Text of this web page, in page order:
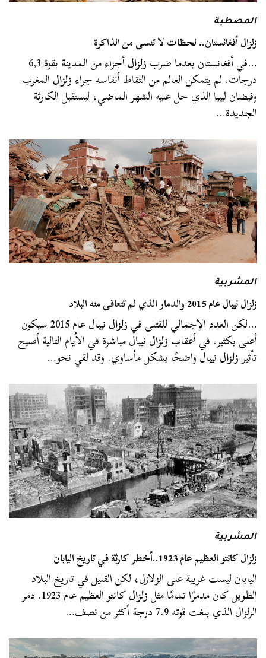
المصطبة
زلزال أفغانستان.. لحظات لا تنسى من الذاكرة
…في أفغانستان بعدما ضربزلزال أجزاء من المدينة بقوة 6,3
درجات. لم يتمكن العالم من التقاط أنفاسه جراءزلزالالمغرب
وفيضان ليبيا الذي حل عليه الشهر الماضي، ليستقبل الكارثة
الجديدة…
المشربية
زلزال نيبال عام 2015 والدمار الذي لم تتعافى منه البلاد
…لكن العدد الإجمالي للقتلى فيزلزال نيبال عام 2015 سيكون
أعلى بكثير. في أعقابزلزالنيبال مباشرة في الأيام التالية أصبح
تأثيرزلزالنيبال واضحًا بشكل مأساوي. وقد لقي نحو…
المشربية
زلزال كانتو العظيم عام 1923..أخطر كارثة في تاريخ اليابان
اليابان ليست غريبة على الزلازل، لكن القليل في تاريخ البلاد
الطويل كان مدمرًا تمامًا مثلزلزال كانتو العظيم عام 1923. دمر
الزلزال الذي بلغت قوته 7.9 درجة أكثر من نصف…